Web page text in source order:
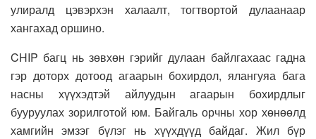
улиралд цэвэрхэн халаалт, тогтвортой дулаанаар
хангахад оршино.
CHIP багц нь зөвхөн гэрийг дулаан байлгахаас гадна
гэр доторх дотоод агаарын бохирдол, ялангуяа бага
насны хүүхэдтэй айлуудын агаарын бохирдлыг
бууруулах зорилготой юм. Байгаль орчны хор хөнөөлд
хамгийн эмзэг бүлэг нь хүүхдүүд байдаг. Жил бүр